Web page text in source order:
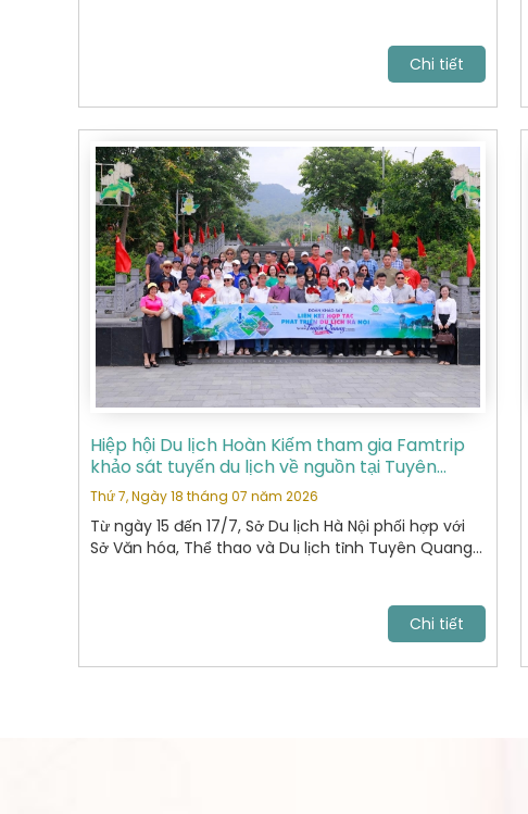
Chi tiết
Hiệp hội Du lịch Hoàn Kiếm tham gia Famtrip
khảo sát tuyến du lịch về nguồn tại Tuyên
Quang
Thứ 7, Ngày 18 tháng 07 năm 2026
Từ ngày 15 đến 17/7, Sở Du lịch Hà Nội phối hợp với
Sở Văn hóa, Thể thao và Du lịch tỉnh Tuyên Quang
Chi tiết